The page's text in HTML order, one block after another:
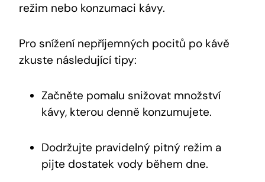
režim nebo konzumaci kávy.
Pro snížení nepříjemných pocitů po kávě
zkuste následující tipy:
Začněte pomalu snižovat množství
kávy, kterou denně konzumujete.
Dodržujte pravidelný pitný režim a
pijte dostatek vody během dne.